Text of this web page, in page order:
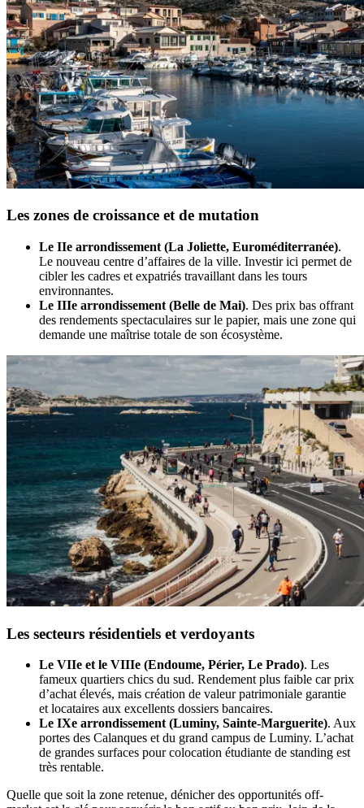
Les zones de croissance et de mutation
Le IIe arrondissement (La Joliette, Euroméditerranée).
Le nouveau centre d’affaires de la ville. Investir ici permet de
cibler les cadres et expatriés travaillant dans les tours
environnantes.
Le IIIe arrondissement (Belle de Mai). Des prix bas offrant
des rendements spectaculaires sur le papier, mais une zone qui
demande une maîtrise totale de son écosystème.
Les secteurs résidentiels et verdoyants
Le VIIe et le VIIIe (Endoume, Périer, Le Prado). Les
fameux quartiers chics du sud. Rendement plus faible car prix
d’achat élevés, mais création de valeur patrimoniale garantie
et locataires aux excellents dossiers bancaires.
Le IXe arrondissement (Luminy, Sainte-Marguerite). Aux
portes des Calanques et du grand campus de Luminy. L’achat
de grandes surfaces pour colocation étudiante de standing est
très rentable.
Quelle que soit la zone retenue, dénicher des opportunités off-